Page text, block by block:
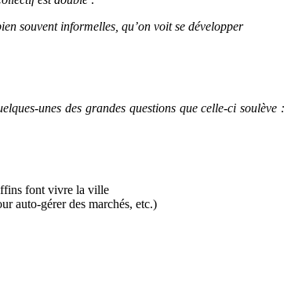
souvent informelles, qu’on voit se développer
unes des grandes questions que celle-ci soulève :
font vivre la ville
auto-gérer des marchés, etc.)